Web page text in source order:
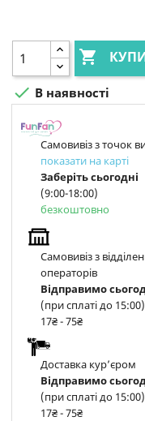

 В наявності
Самовивіз з точок
показати на карті
Заберіть сьогодні
(9:00-18:00)
безкоштовно
Самовивіз з
операторів
Відправимо
(при сплаті до 15:00)
17₴ - 75₴
Доставка курʼєром
Відправимо
(при сплаті до 15:00)
17₴ - 75₴